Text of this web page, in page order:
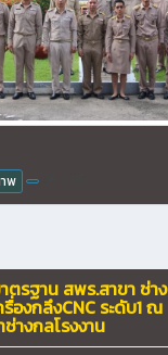
พ
รฐาน สพร.สาขา ช่าง
องกลึงCNC ระดับ1 ณ
างกลโรงงาน